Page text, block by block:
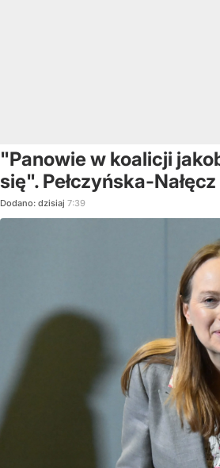
"Panowie w koalicji
się". Pełczyńska-
Dodano: dzisiaj 7:39